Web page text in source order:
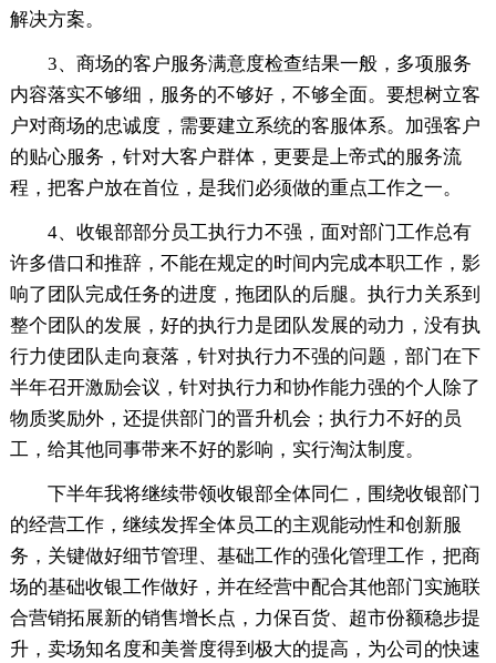
解决方案。
3、商场的客户服务满意度检查结果一般，多项服务
内容落实不够细，服务的不够好，不够全面。要想树立客
户对商场的忠诚度，需要建立系统的客服体系。加强客户
的贴心服务，针对大客户群体，更要是上帝式的服务流
程，把客户放在首位，是我们必须做的重点工作之一。
4、收银部部分员工执行力不强，面对部门工作总有
许多借口和推辞，不能在规定的时间内完成本职工作，影
响了团队完成任务的进度，拖团队的后腿。执行力关系到
整个团队的发展，好的执行力是团队发展的动力，没有执
行力使团队走向衰落，针对执行力不强的问题，部门在下
半年召开激励会议，针对执行力和协作能力强的个人除了
物质奖励外，还提供部门的晋升机会；执行力不好的员
工，给其他同事带来不好的影响，实行淘汰制度。
下半年我将继续带领收银部全体同仁，围绕收银部门
的经营工作，继续发挥全体员工的主观能动性和创新服
务，关键做好细节管理、基础工作的强化管理工作，把商
场的基础收银工作做好，并在经营中配合其他部门实施联
合营销拓展新的销售增长点，力保百货、超市份额稳步提
升，卖场知名度和美誉度得到极大的提高，为公司的快速